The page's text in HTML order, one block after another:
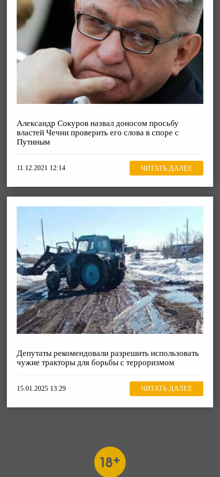
Александр Сокуров назвал доносом просьбу
властей Чечни проверить его слова в споре с
Путиным
11.12.2021 12:14 ЧИТАТЬ ДАЛЕЕ
Депутаты рекомендовали разрешить использовать
чужие тракторы для борьбы с терроризмом
15.01.2025 13:29 ЧИТАТЬ ДАЛЕЕ